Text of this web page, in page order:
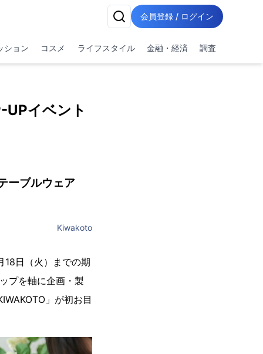
会員登録 / ログイン
ション コスメ ライフスタイル 金融・経済 調査
UPイベント
ーブルウェア
Kiwakoto
18日（火）までの期
プを軸に企画・製
」が初お目